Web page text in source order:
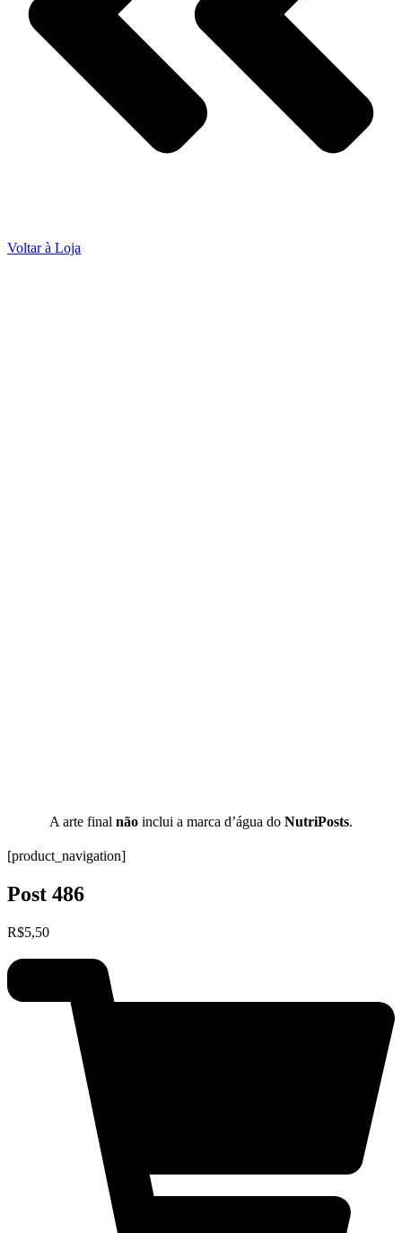
Voltar à Loja
A arte final não inclui a marca d’água do NutriPosts.
[product_navigation]
Post 486
R$5,50